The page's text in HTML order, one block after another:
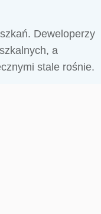
Deweloperzy
a
stale rośnie.